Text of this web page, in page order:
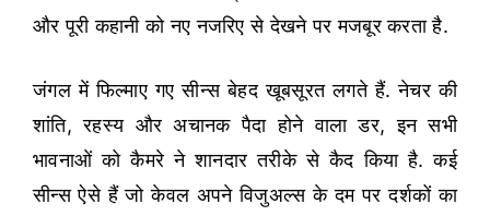
और पूरी कहानी को नए नजरिए से देखने पर मजबूर करता है.
जंगल में फिल्माए गए सीन्स बेहद खूबसूरत लगते हैं. नेचर की
शांति, रहस्य और अचानक पैदा होने वाला डर, इन सभी
भावनाओं को कैमरे ने शानदार तरीके से कैद किया है. कई
सीन्स ऐसे हैं जो केवल अपने विजुअल्स के दम पर दर्शकों का